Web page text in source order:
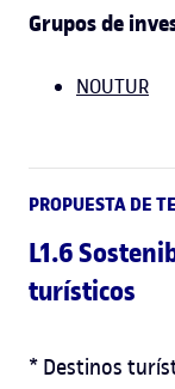
Grupos de
NOUTUR
PROPUESTA DE
L1.6
turísticos
* Destinos